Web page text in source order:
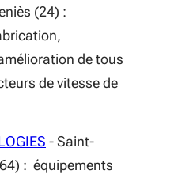
une nouvelle fenêtre)
(24) :
de tous
de vitesse de
(S'ouvre dans une
- Saint-
: équipements